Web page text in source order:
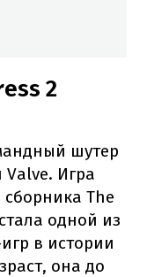
2
шутер
Игра
сборника The
одной из
в истории
она до